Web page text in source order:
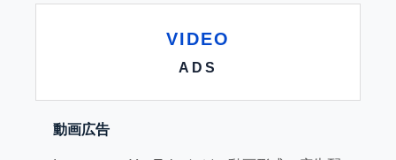
VIDEO
ADS
動画広告